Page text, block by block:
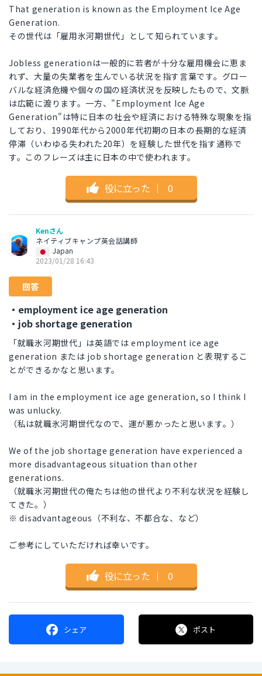
That generation is known as the Employment Ice Age
Generation.
その世代は「雇用氷河期世代」として知られています。
Jobless generationは一般的に若者が十分な雇用機会に恵ま
れず、大量の失業者を生んでいる状況を指す言葉です。グロー
バルな経済危機や個々の国の経済状況を反映したもので、文脈
は広範に渡ります。一方、"Employment Ice Age
Generation"は特に日本の社会や経済における特殊な現象を指
しており、1990年代から2000年代初期の日本の長期的な経済
停滞（いわゆる失われた20年）を経験した世代を指す通称で
す。このフレーズは主に日本の中で使われます。
役に立った ｜ 0
Kenさん
ネイティブキャンプ英会話講師
Japan
2023/01/28 16:43
回答
・employment ice age generation
・job shortage generation
「就職氷河期世代」は英語では employment ice age
generation または job shortage generation と表現するこ
とができるかなと思います。
I am in the employment ice age generation, so I think I
was unlucky.
（私は就職氷河期世代なので、運が悪かったと思います。）
We of the job shortage generation have experienced a
more disadvantageous situation than other
generations.
（就職氷河期世代の俺たちは他の世代より不利な状況を経験し
てきた。）
※ disadvantageous（不利な、不都合な、など）
ご参考にしていただければ幸いです。
役に立った ｜ 0
シェア ポスト